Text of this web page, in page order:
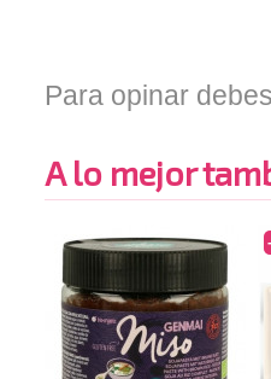
Para opinar
A lo mejor